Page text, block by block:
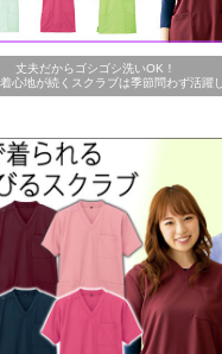
丈夫だからゴシゴシ洗いOK！
心地が続くスクラブは季節問わず活躍